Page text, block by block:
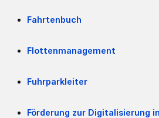
Fahrtenbuch
Flottenmanagement
Fuhrparkleiter
Förderung zur Digitalisierung